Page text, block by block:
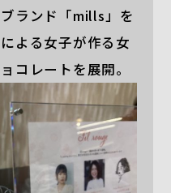
ランド「mills」を
よる女子が作る女
コレートを展開。